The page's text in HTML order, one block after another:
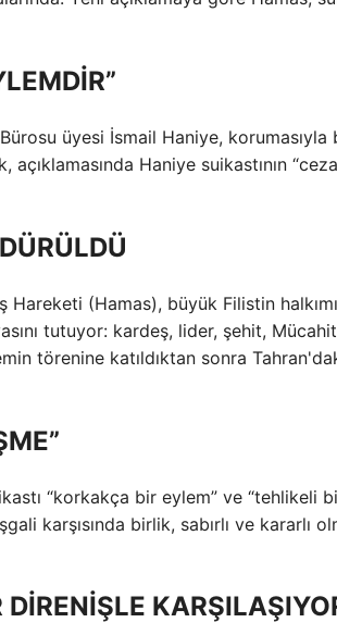
üyesi İsmail Haniye,
Haniye suikastının
Hareketi (Hamas), büyük Filistin
tutuyor: kardeş, lider, şehit,
törenine katıldıktan sonra
“korkakça bir eylem” ve “tehlikeli
karşısında birlik, sabırlı ve kararlı